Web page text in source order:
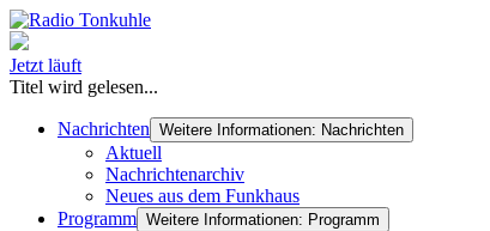
Jetzt läuft
Titel wird gelesen...
Nachrichten Weitere Informationen: Nachrichten
Aktuell
Nachrichtenarchiv
Neues aus dem Funkhaus
Programm Weitere Informationen: Programm